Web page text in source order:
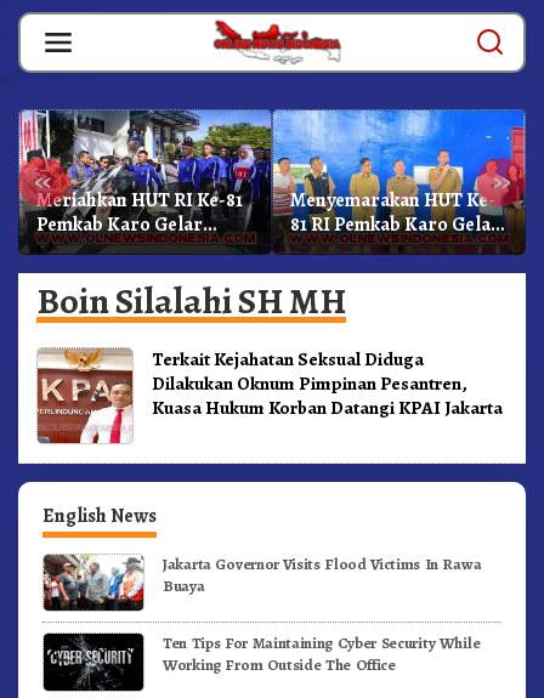
Skip
content
« »
Meriahkan HUT RI Ke-81
Pemkab Karo Gelar
Gerak Jalan
Kemerdekaan.!
Menyemarakan HUT Ke-
81 RI Pemkab Karo Gelar
Pertandingan Olahraga
Boin Silalahi SH MH
Terkait Kejahatan Seksual Diduga
Dilakukan Oknum Pimpinan Pesantren,
Kuasa Hukum Korban Datangi KPAI Jakarta
English News
Jakarta Governor Visits Flood Victims In Rawa
Buaya
Ten Tips For Maintaining Cyber Security While
Working From Outside The Office